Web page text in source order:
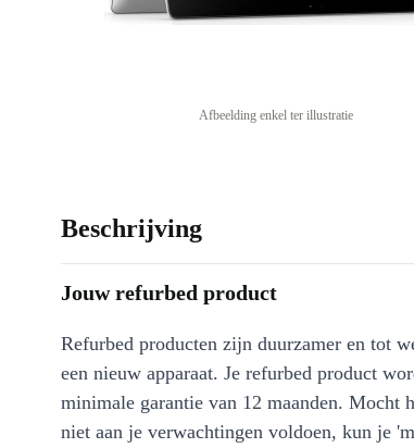
Afbeelding enkel ter illustratie
Beschrijving
Jouw refurbed product
Refurbed producten zijn duurzamer en tot
een nieuw apparaat. Je refurbed product
minimale garantie van 12 maanden. Mocht
niet aan je verwachtingen voldoen, kun je